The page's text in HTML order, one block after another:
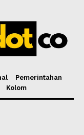
Pemerintahan
Kolom